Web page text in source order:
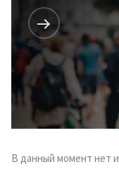
В данный момент нет